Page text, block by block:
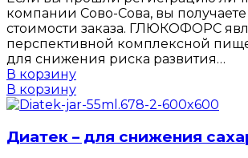
компании Сово-Сова, вы получаете
стоимости заказа. ГЛЮКОФОРС
перспективной комплексной
для снижения риска развития…
В корзину
В корзину
Диатек – для снижения